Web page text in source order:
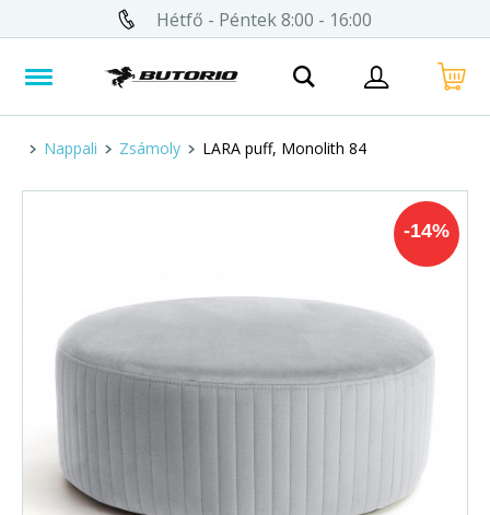
Hétfő - Péntek 8:00 - 16:00
Nappali Zsámoly LARA puff, Monolith 84
-14%